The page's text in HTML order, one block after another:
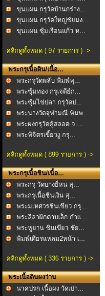
ขุนแผน กรุวัดบ้านกร่าง...
ขุนแผน กรุวัดใหญ่ชัยมง...
ขุนแผน ซุ้มเรือนแก้ว ห...
คลิกดูทั้งหมด ( 97 รายการ ) ->
พระกรุเนื้อดิน/เนื้อ...
พระกรุวัดพลับ พิมพ์พุ...
พระซุ้มทอง กรุเจดีย์ก...
พระซุ้มไข่ปลา กรุวัดป...
พระนางวัดจุฬามณี พิมพ...
พระผงกรุวัดคู้สลอด จ....
พระพิจิตรเขี้ยวงู กรุ...
คลิกดูทั้งหมด ( 899 รายการ ) ->
พระกรุเนื้อชิน/เนื้อ...
พระกรุ วัดบางยี่หน สุ...
พระกรุเนื้อชินเงิน สุ...
พระมเหศวรชินเขียว กรุ...
พระลีลาฝักดาบเล็ก กำแ...
พระหูยาน ชินเขียว ชัย...
พิมพ์เศียรแหลม2หน้า เ...
คลิกดูทั้งหมด ( 336 รายการ ) ->
พระเนื้อดินผงว่าน
นาคปรก เนื้อผง วัดเปา...